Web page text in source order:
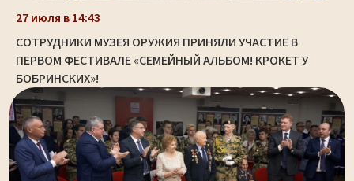
27 июля в 14:43
СОТРУДНИКИ МУЗЕЯ ОРУЖИЯ ПРИНЯЛИ УЧАСТИЕ В
ПЕРВОМ ФЕСТИВАЛЕ «СЕМЕЙНЫЙ АЛЬБОМ! КРОКЕТ У
БОБРИНСКИХ»!